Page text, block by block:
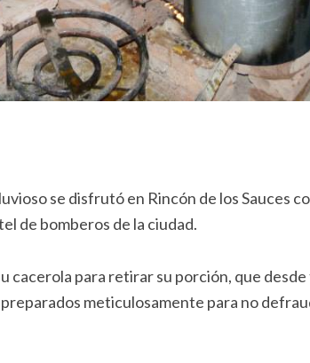
se disfrutó en Rincón de los Sauces
de bomberos de la ciudad.
cacerola para retirar su porción, que
meticulosamente para no